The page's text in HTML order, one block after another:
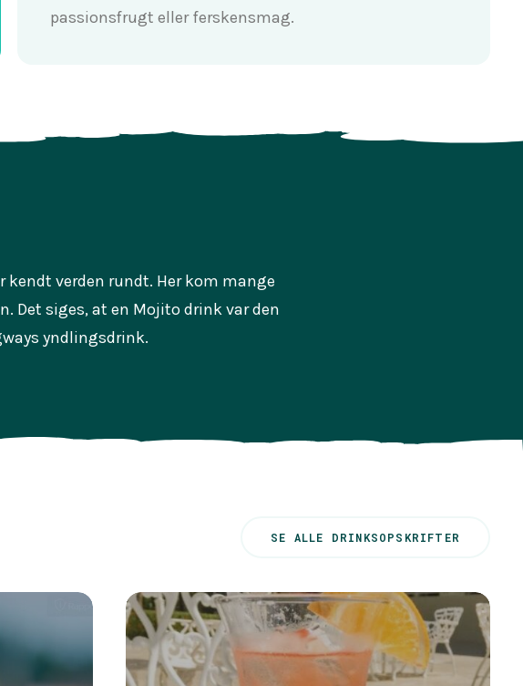
passionsfrugt eller ferskensmag.
verden rundt. Her kom mange
Det siges, at en Mojito drink var den
yndlingsdrink.
SE ALLE DRINKSOPSKRIFTER